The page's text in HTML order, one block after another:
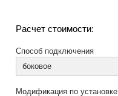
Расчет стоимости:
Способ подключения
боковое
Модификация по установке